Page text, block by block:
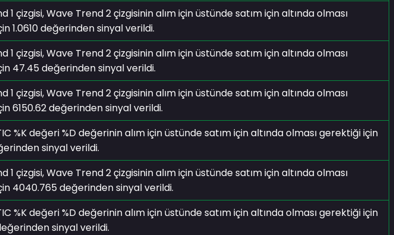
1 çizgisi, Wave Trend 2 çizgisinin alım için üstünde satım için altında olması
1.0610 değerinden sinyal verildi.
1 çizgisi, Wave Trend 2 çizgisinin alım için üstünde satım için altında olması
47.45 değerinden sinyal verildi.
1 çizgisi, Wave Trend 2 çizgisinin alım için üstünde satım için altında olması
6150.62 değerinden sinyal verildi.
%K değeri %D değerinin alım için üstünde satım için altında olması gerektiği için
sinyal verildi.
1 çizgisi, Wave Trend 2 çizgisinin alım için üstünde satım için altında olması
4040.765 değerinden sinyal verildi.
%K değeri %D değerinin alım için üstünde satım için altında olması gerektiği için
sinyal verildi.